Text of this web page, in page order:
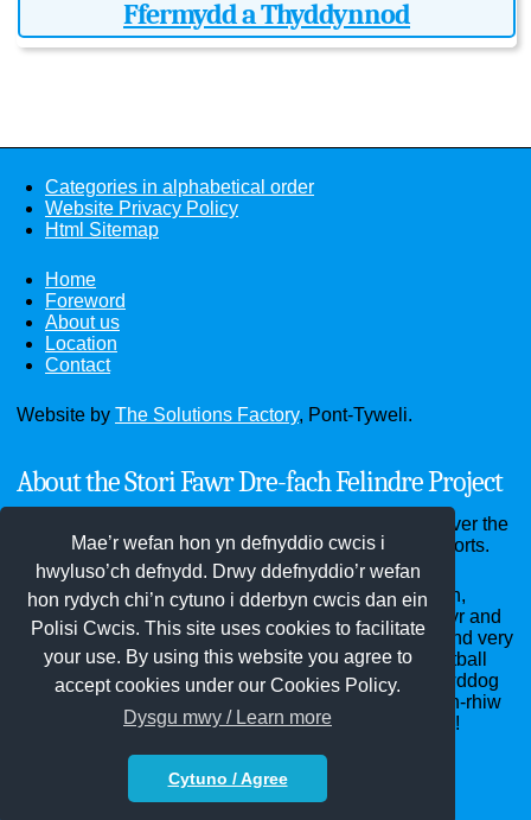
Mae’r wefan hon yn defnyddio cwcis i
hwyluso’ch defnydd. Drwy ddefnyddio’r wefan
hon rydych chi’n cytuno i dderbyn cwcis dan ein
Polisi Cwcis. This site uses cookies to facilitate
your use. By using this website you agree to
accept cookies under our Cookies Policy.
Dysgu mwy / Learn more
Cytuno / Agree
Ffermydd a Thyddynnod
Categories in alphabetical order
Website Privacy Policy
Html Sitemap
Home
Foreword
About us
Location
Contact
Website by The Solutions Factory, Pont-Tyweli.
About the Stori Fawr Dre-fach Felindre Project
Through the website you can see old photographs over the
past hundred years and read old documents and reports.
Dre-fach Felindre district - the villages of Cwmhiraeth,
Cwm-pen-graig, Dre-fach, Drefelin, Felindre, Penboyr and
Waungilwen - home of the National Wool Museum and very
many woollen mills years ago, Bargod Rangers Football
Club, the Red Dragon Hall, Penboyr School, St Llawddog
and St Barnabas churches, Bethel, Clos-y-graig, Pen-rhiw
and Soar chapels and innumerable annual carnivals!